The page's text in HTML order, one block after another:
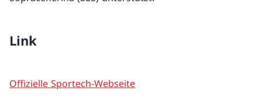
Link
Offizielle Sportech-Webseite